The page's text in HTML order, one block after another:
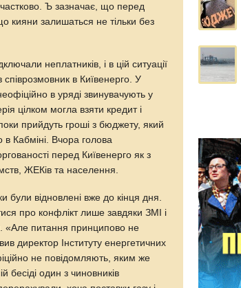
Ъ зазначає, що перед
кияни залишаться не тільки без
неплатників, і в цій ситуації
в Київенерго. У
в уряді звинувачують у
цілком могла взяти кредит і
прийдуть гроші з бюджету, який
Кабміні. Вчора голова
перед Київенерго як з
ЖЕКів та населення.
були відновлені вже до кінця дня.
про конфлікт лише завдяки ЗМІ і
«Але питання принципово не
директор Інституту енергетичних
не повідомляють, яким же
бесіді один з чиновників